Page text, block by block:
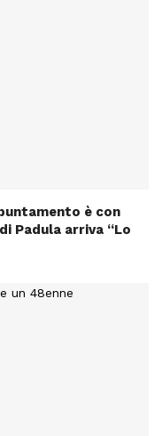
è con
Padula arriva “Lo